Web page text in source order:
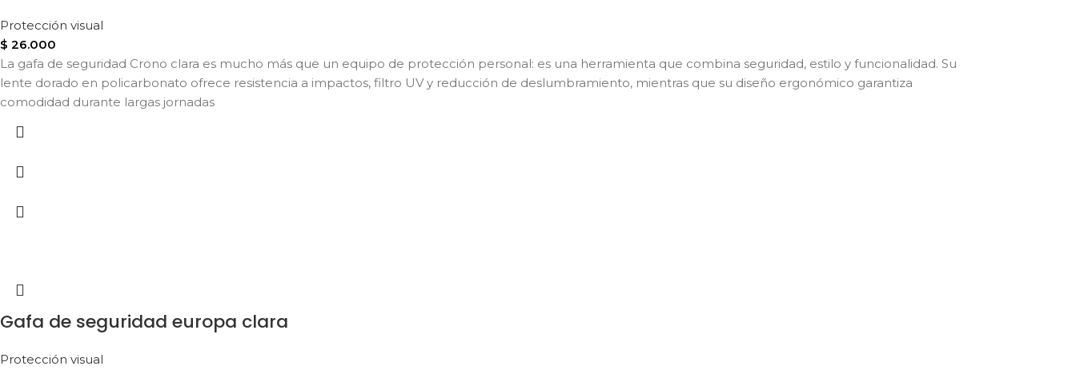
Protección visual
$ 26.000
La gafa de seguridad Crono clara es mucho más que un equipo de protección personal: es una herramienta que combina seguridad, estilo y funcionalidad. Su
lente dorado en policarbonato ofrece resistencia a impactos, filtro UV y reducción de deslumbramiento, mientras que su diseño ergonómico garantiza
comodidad durante largas jornadas
Gafa de seguridad europa clara
Protección visual